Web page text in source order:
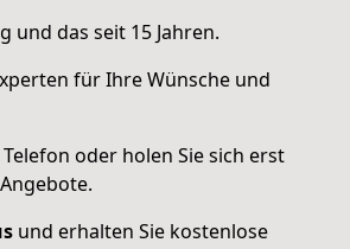
und das seit 15 Jahren.
für Ihre Wünsche und
oder holen Sie sich erst
und erhalten Sie kostenlose